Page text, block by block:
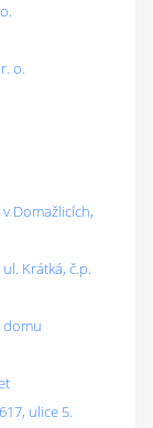
o.
Domažlicích,
Krátká, č.p.
domu
ulice 5.